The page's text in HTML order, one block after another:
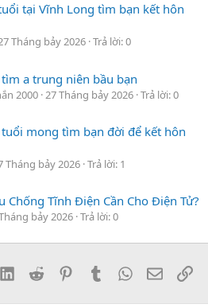
tại Vĩnh Long tìm bạn kết hôn
Tháng bảy 2026 Trả lời: 0
a trung niên bầu bạn
2000 27 Tháng bảy 2026 Trả lời: 0
mong tìm bạn đời để kết hôn
Tháng bảy 2026 Trả lời: 1
Chống Tĩnh Điện Cần Cho Điện Tử?
bảy 2026 Trả lời: 0
LinkedInReddit PinterestTumblrWhatsApp
Email